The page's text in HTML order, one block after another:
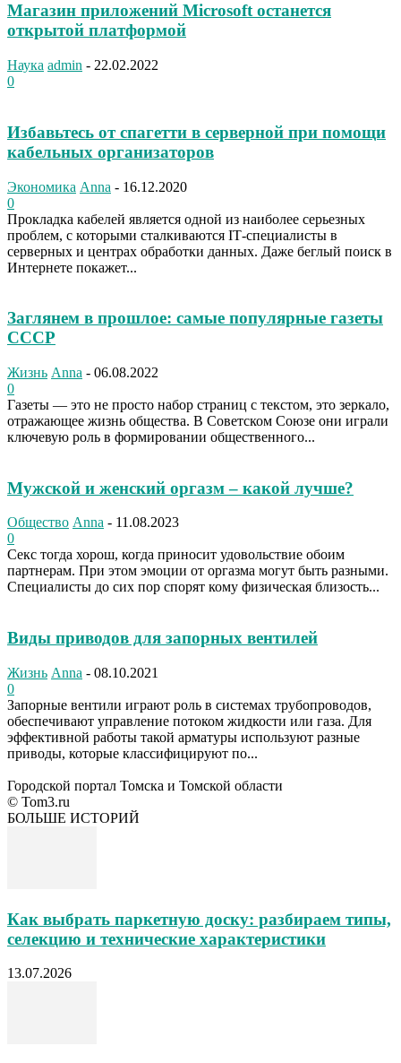
Магазин приложений Microsoft останется
открытой платформой
Наука admin - 22.02.2022
0
Избавьтесь от спагетти в серверной при помощи
кабельных организаторов
Экономика Anna - 16.12.2020
0
Прокладка кабелей является одной из наиболее серьезных
проблем, с которыми сталкиваются IТ-специалисты в
серверных и ​​центрах обработки данных. Даже беглый поиск в
Интернете покажет...
Заглянем в прошлое: самые популярные газеты
СССР
Жизнь Anna - 06.08.2022
0
Газеты — это не просто набор страниц с текстом, это зеркало,
отражающее жизнь общества. В Советском Союзе они играли
ключевую роль в формировании общественного...
Мужской и женский оргазм – какой лучше?
Общество Anna - 11.08.2023
0
Секс тогда хорош, когда приносит удовольствие обоим
партнерам. При этом эмоции от оргазма могут быть разными.
Специалисты до сих пор спорят кому физическая близость...
Виды приводов для запорных вентилей
Жизнь Anna - 08.10.2021
0
Запорные вентили играют роль в системах трубопроводов,
обеспечивают управление потоком жидкости или газа. Для
эффективной работы такой арматуры используют разные
приводы, которые классифицируют по...
Городской портал Томска и Томской области
© Tom3.ru
БОЛЬШЕ ИСТОРИЙ
Как выбрать паркетную доску: разбираем типы,
селекцию и технические характеристики
13.07.2026